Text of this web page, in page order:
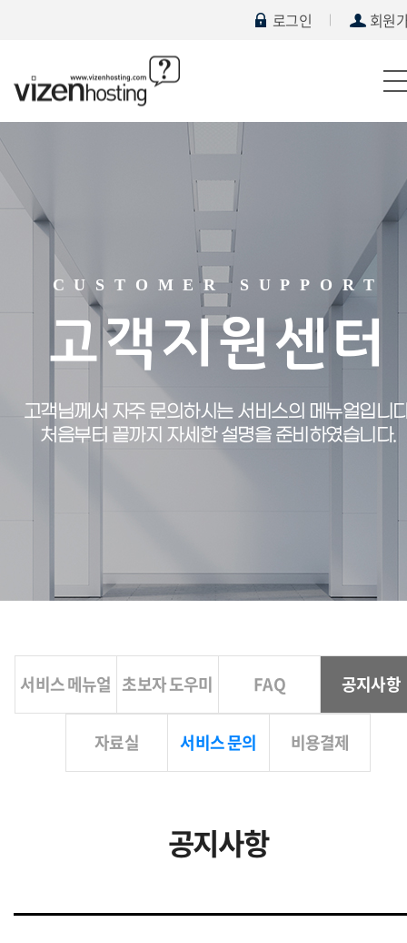
로그인 회원
CUSTOMER SUPPORT
고객지원센터
고객님께서 자주 문의하시는 서비스의 메뉴얼입니
처음부터 끝까지 자세한 설명을 준비하였습니다.
서비스 메뉴얼 초보자 도우미 FAQ 공지사항
자료실 서비스 문의 비용결제
공지사항